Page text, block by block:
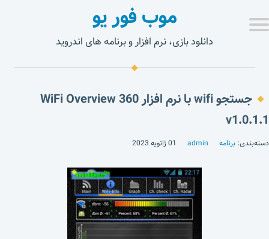
موب فور یو
دانلود بازی، نرم افزار و برنامه های اندروید
جستجو wifi با نرم افزار WiFi Overview 360
v1.0.1.1
دسته‌بندی: برنامه admin 01 ژانویه 2023